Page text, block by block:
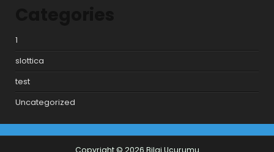
1
slottica
test
Uncategorized
Copyright © 2026 Bilgi Uçurumu